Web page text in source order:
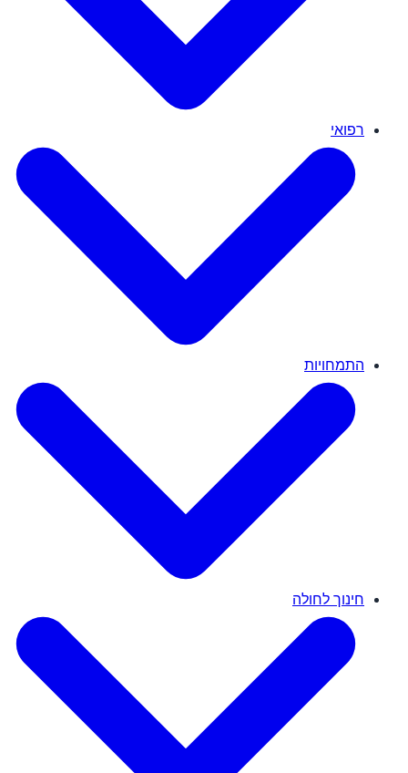
רפואי
התמחויות
חינוך לחולה